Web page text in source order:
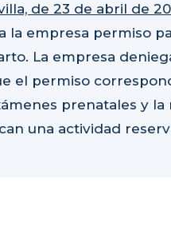
de 23 de abril de
la empresa permiso
La empresa
el permiso
prenatales y
una actividad